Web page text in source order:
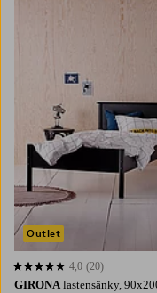
GIRONA lastensänky,
4,0 perustuen 20 arvosanaan
4,0 (20)
Outlet